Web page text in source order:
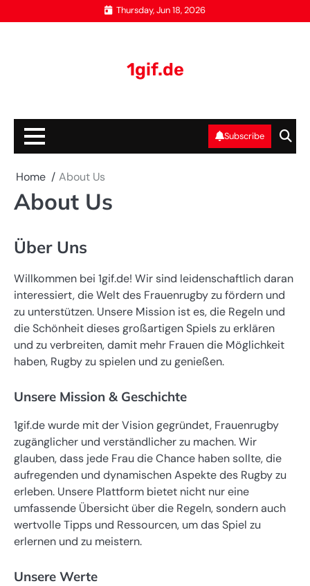
to
Thursday, Jun 18, 2026
1gif.de
Subscribe
Home About Us
About Us
Über Uns
Willkommen bei 1gif.de! Wir sind leidenschaftlich daran
interessiert, die Welt des Frauenrugby zu fördern und
zu unterstützen. Unsere Mission ist es, die Regeln und
die Schönheit dieses großartigen Spiels zu erklären
und zu verbreiten, damit mehr Frauen die Möglichkeit
haben, Rugby zu spielen und zu genießen.
Unsere Mission & Geschichte
1gif.de wurde mit der Vision gegründet, Frauenrugby
zugänglicher und verständlicher zu machen. Wir
glauben, dass jede Frau die Chance haben sollte, die
aufregenden und dynamischen Aspekte des Rugby zu
erleben. Unsere Plattform bietet nicht nur eine
umfassende Übersicht über die Regeln, sondern auch
wertvolle Tipps und Ressourcen, um das Spiel zu
erlernen und zu meistern.
Unsere Werte